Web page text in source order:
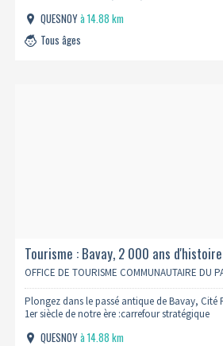
QUESNOYà 14.88 km
Tous âges
Tourisme : Bavay, 2 000 ans d'histoire
OFFICE DE TOURISME COMMUNAUTAIRE DU
Plongez dans le passé antique de Bavay,
1er siècle de notre ère :carrefour stratégique
QUESNOYà 14.88 km